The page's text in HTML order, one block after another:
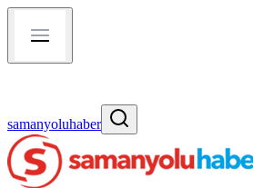
samanyoluhaber